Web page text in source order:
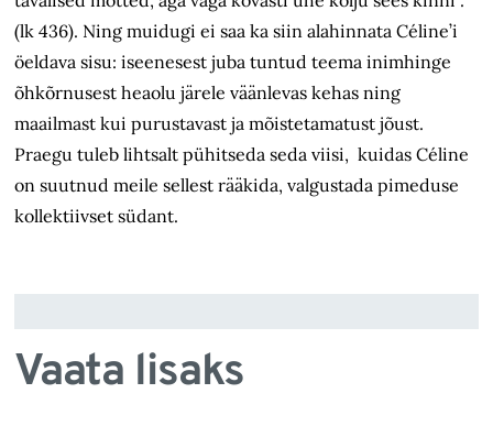
(lk 436). Ning muidugi ei saa ka siin alahinnata Céline’i
öeldava sisu: iseenesest juba tuntud teema inimhinge
õhkõrnusest heaolu järele väänlevas kehas ning
maailmast kui purustavast ja mõistetamatust jõust.
Praegu tuleb lihtsalt pühitseda seda viisi, kuidas Céline
on suutnud meile sellest rääkida, valgustada pimeduse
kollektiivset südant.
Vaata lisaks